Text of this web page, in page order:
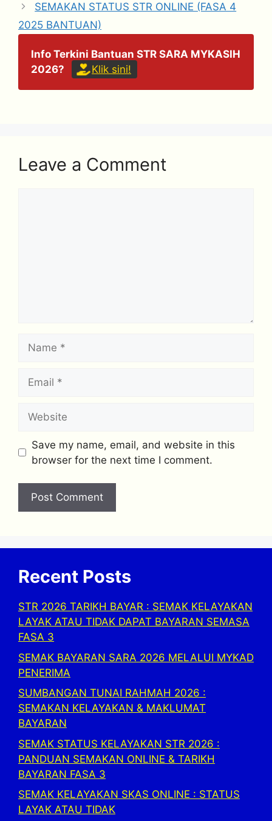
SEMAKAN STATUS STR ONLINE (FASA 4
2025 BANTUAN)
Info Terkini Bantuan STR SARA MYKASIH
2026?
Klik sini!
Leave a Comment
Save my name, email, and website in this
browser for the next time I comment.
Recent Posts
STR 2026 TARIKH BAYAR : SEMAK KELAYAKAN
LAYAK ATAU TIDAK DAPAT BAYARAN SEMASA
FASA 3
SEMAK BAYARAN SARA 2026 MELALUI MYKAD
PENERIMA
SUMBANGAN TUNAI RAHMAH 2026 :
SEMAKAN KELAYAKAN & MAKLUMAT
BAYARAN
SEMAK STATUS KELAYAKAN STR 2026 :
PANDUAN SEMAKAN ONLINE & TARIKH
BAYARAN FASA 3
SEMAK KELAYAKAN SKAS ONLINE : STATUS
LAYAK ATAU TIDAK